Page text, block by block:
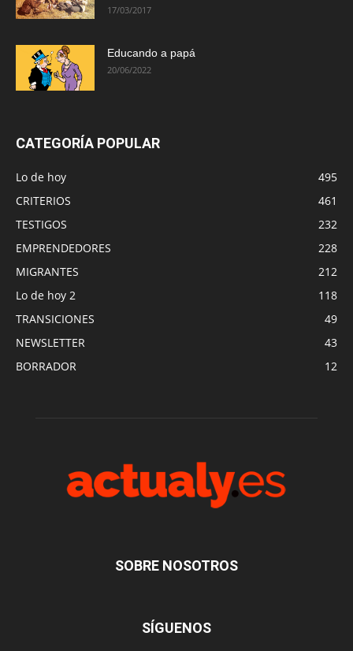
17/03/2017
Educando a papá
20/06/2022
CATEGORÍA POPULAR
Lo de hoy
495
CRITERIOS
461
TESTIGOS
232
EMPRENDEDORES
228
MIGRANTES
212
Lo de hoy 2
118
TRANSICIONES
49
NEWSLETTER
43
BORRADOR
12
SOBRE NOSOTROS
SÍGUENOS